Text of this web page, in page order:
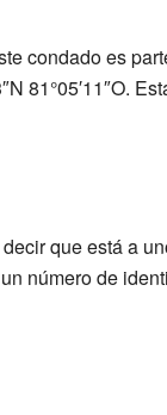
condado es
81°05′11″O.
que está a
número de